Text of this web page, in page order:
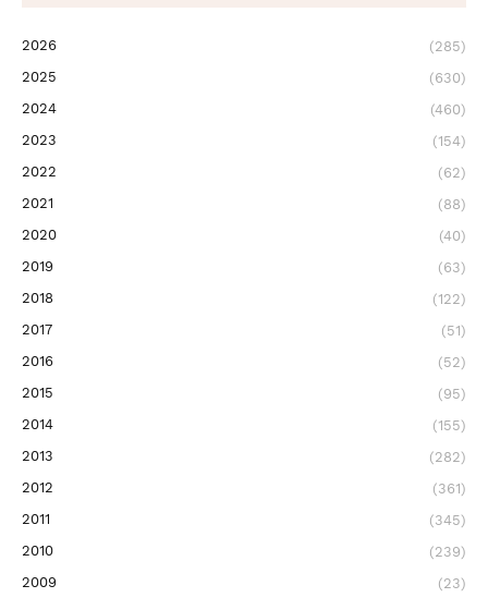
2026
(285)
2025
(630)
2024
(460)
2023
(154)
2022
(62)
2021
(88)
2020
(40)
2019
(63)
2018
(122)
2017
(51)
2016
(52)
2015
(95)
2014
(155)
2013
(282)
2012
(361)
2011
(345)
2010
(239)
2009
(23)